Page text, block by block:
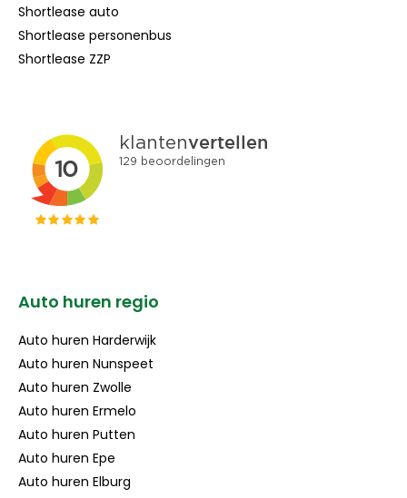
Shortlease auto
Shortlease personenbus
Shortlease ZZP
Auto huren regio
Auto huren Harderwijk
Auto huren Nunspeet
Auto huren Zwolle
Auto huren Ermelo
Auto huren Putten
Auto huren Epe
Auto huren Elburg